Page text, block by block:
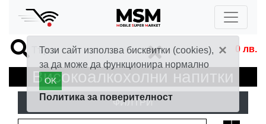
0 лв.
Високоалкохолни напитки
×
Този сайт използва бисквитки (cookies),
за да може да функционира нормално
OK
Политика за поверителност
ФИЛТРИ